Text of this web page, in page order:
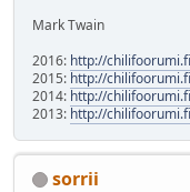
Mark Twain
2016: http://
2015: http://
2014: http://
2013: http://
sorrii